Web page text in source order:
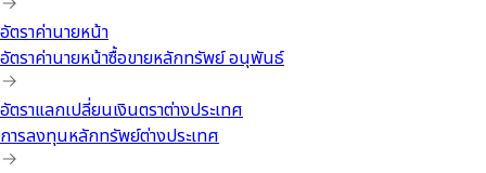
อัตราค่านายหน้า
อัตราค่านายหน้าซื้อขายหลักทรัพย์ อนุพันธ์
อัตราแลกเปลี่ยนเงินตราต่างประเทศ
การลงทุนหลักทรัพย์ต่างประเทศ